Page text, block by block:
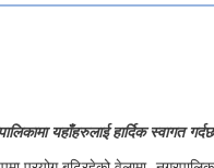
यहाँहरुलाई हार्दिक स्वागत